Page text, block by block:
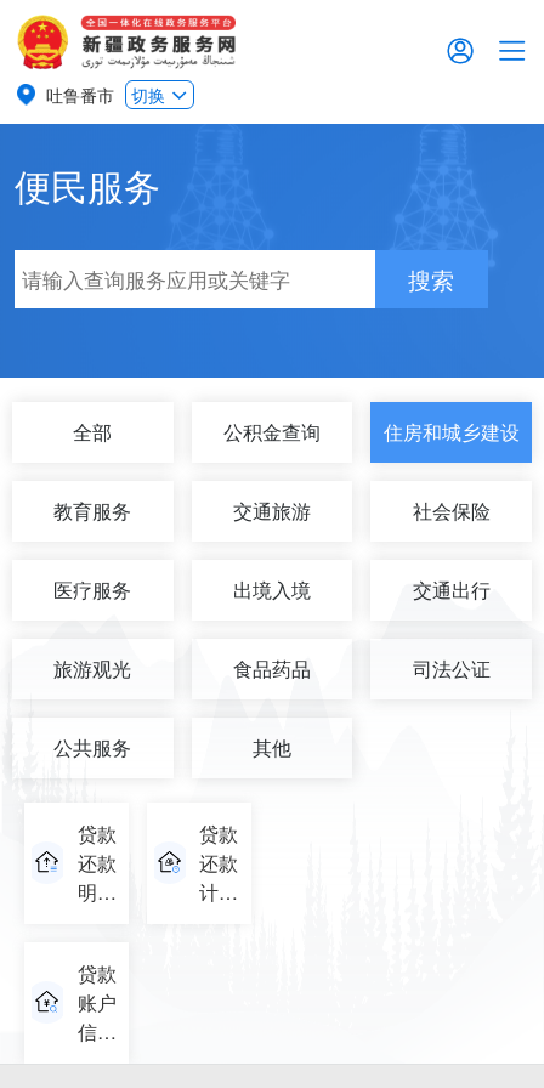
吐鲁番市 切换
便民服务
搜索
全部 公积金查询 住房和城乡建设
教育服务 交通旅游 社会保险
医疗服务 出境入境 交通出行
旅游观光 食品药品 司法公证
公共服务 其他
贷款
还款
明细
贷款
还款
计划
贷款
账户
信息
查询